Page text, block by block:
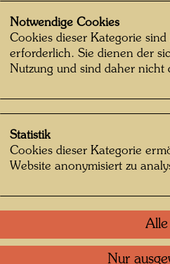
am Abersee
öffnen
Notwendige Cookies
Cookies dieser Kategorie
erforderlich. Sie dienen der
Nutzung und sind daher nicht
Statistik
Cookies dieser Kategorie
Website anonymisiert zu
Nur